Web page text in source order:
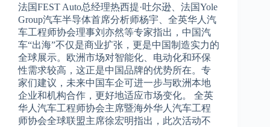
法国FEST Auto总经理热西提·吐尔逊、法国Yole
Group汽车半导体首席分析师杨宇、全英华人汽
车工程师协会理事刘亦然等专家指出，中国汽
车“出海”不仅是商业扩张，更是中国制造实力的
全球展示。欧洲市场对智能化、电动化和环保
性需求较高，这正是中国品牌的优势所在。专
家们建议，未来中国车企可进一步与欧洲本地
企业和机构合作，更好地适应市场变化。 全英
华人汽车工程师协会主席暨海外华人汽车工程
师协会全球联盟主席徐宏明指出，此次活动不